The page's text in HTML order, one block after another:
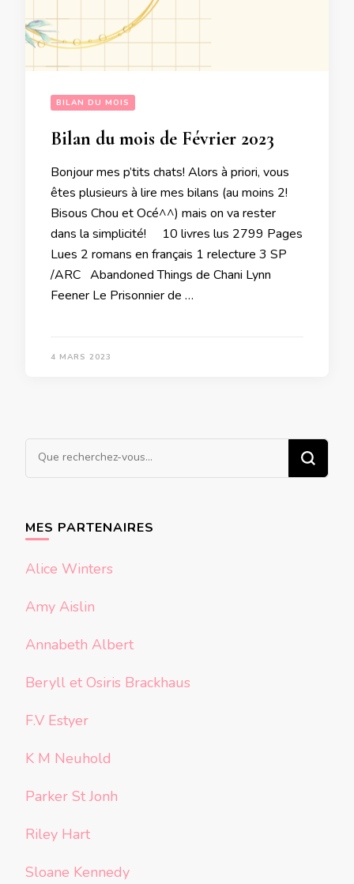
BILAN DU MOIS
Bilan du mois de Février 2023
Bonjour mes p’tits chats! Alors à priori, vous
êtes plusieurs à lire mes bilans (au moins 2!
Bisous Chou et Océ^^) mais on va rester
dans la simplicité! 10 livres lus 2799 Pages
Lues 2 romans en français 1 relecture 3 SP
/ARC Abandoned Things de Chani Lynn
Feener Le Prisonnier de …
4 MARS 2023
Vous
recherchiez
MES PARTENAIRES
Alice Winters
Amy Aislin
Annabeth Albert
Beryll et Osiris Brackhaus
F.V Estyer
K M Neuhold
Parker St Jonh
Riley Hart
Sloane Kennedy